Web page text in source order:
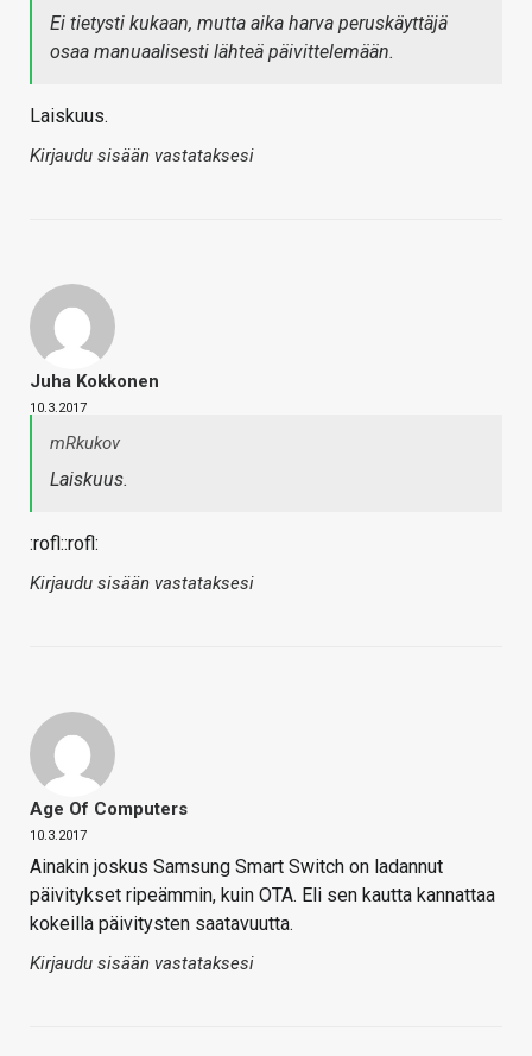
Ei tietysti kukaan, mutta aika harva peruskäyttäjä
osaa manuaalisesti lähteä päivittelemään.
Laiskuus.
Kirjaudu sisään vastataksesi
Juha Kokkonen
10.3.2017
mRkukov
Laiskuus.
:rofl::rofl:
Kirjaudu sisään vastataksesi
Age Of Computers
10.3.2017
Ainakin joskus Samsung Smart Switch on ladannut
päivitykset ripeämmin, kuin OTA. Eli sen kautta kannattaa
kokeilla päivitysten saatavuutta.
Kirjaudu sisään vastataksesi